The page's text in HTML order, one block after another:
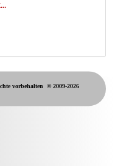
vorbehalten © 2009-2026